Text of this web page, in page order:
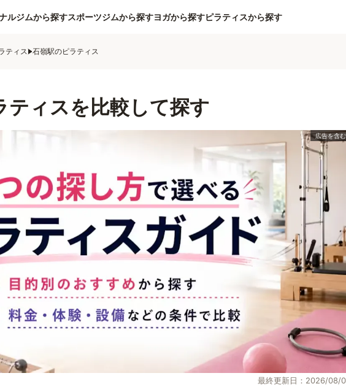
ルジムから探すスポーツジムから探すヨガから探すピラティスから探す
ティス 石嶺駅のピラティス
ティスを比較して探す
最終更新日：2026/08/